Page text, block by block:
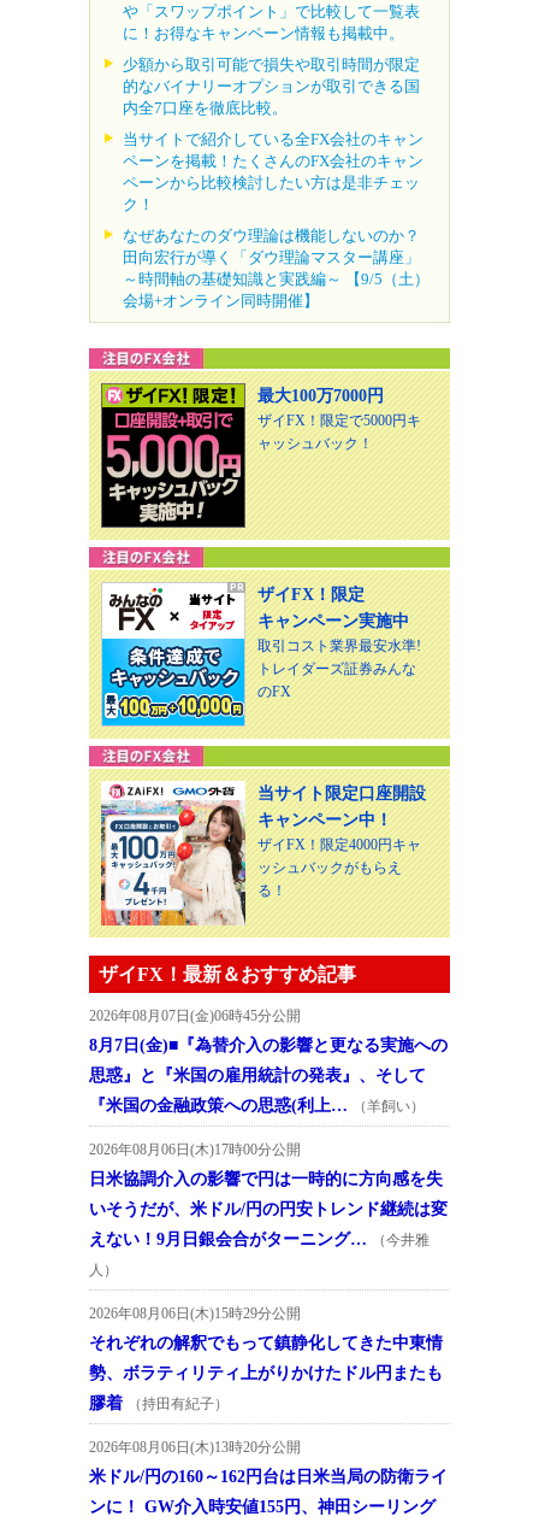
や「スワップポイント」で比較して一覧表
に！お得なキャンペーン情報も掲載中。
少額から取引可能で損失や取引時間が限定
的なバイナリーオプションが取引できる国
内全7口座を徹底比較。
当サイトで紹介している全FX会社のキャン
ペーンを掲載！たくさんのFX会社のキャン
ペーンから比較検討したい方は是非チェッ
ク！
なぜあなたのダウ理論は機能しないのか？
田向宏行が導く「ダウ理論マスター講座」
～時間軸の基礎知識と実践編～ 【9/5（土）
会場+オンライン同時開催】
最大100万7000円
ザイFX！限定で5000円キ
ャッシュバック！
ザイFX！限定
キャンペーン実施中
取引コスト業界最安水準!
トレイダーズ証券みんな
のFX
当サイト限定口座開設
キャンペーン中！
ザイFX！限定4000円キャ
ッシュバックがもらえ
る！
ザイFX！最新＆おすすめ記事
2026年08月07日(金)06時45分公開
8月7日(金)■『為替介入の影響と更なる実施への
思惑』と『米国の雇用統計の発表』、そして
『米国の金融政策への思惑(利上…
（羊飼い）
2026年08月06日(木)17時00分公開
日米協調介入の影響で円は一時的に方向感を失
いそうだが、米ドル/円の円安トレンド継続は変
えない！9月日銀会合がターニング…
（今井雅
人）
2026年08月06日(木)15時29分公開
それぞれの解釈でもって鎮静化してきた中東情
勢、ボラティリティ上がりかけたドル円またも
膠着
（持田有紀子）
2026年08月06日(木)13時20分公開
米ドル/円の160～162円台は日米当局の防衛ライ
ンに！ GW介入時安値155円、神田シーリング